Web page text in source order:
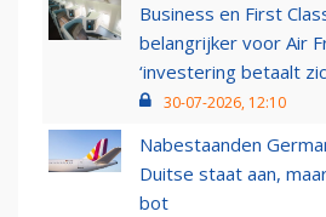
Business en First
belangrijker voor Air
‘investering betaalt
30-07-2026, 12:10
Nabestaanden
Duitse staat aan,
bot